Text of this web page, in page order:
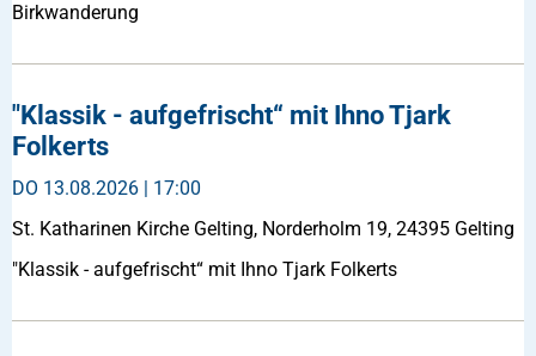
Birkwanderung
"Klassik - aufgefrischt“ mit Ihno Tjark
Folkerts
DO 13.08.2026 | 17:00
St. Katharinen Kirche Gelting, Norderholm 19, 24395 Gelting
"Klassik - aufgefrischt“ mit Ihno Tjark Folkerts